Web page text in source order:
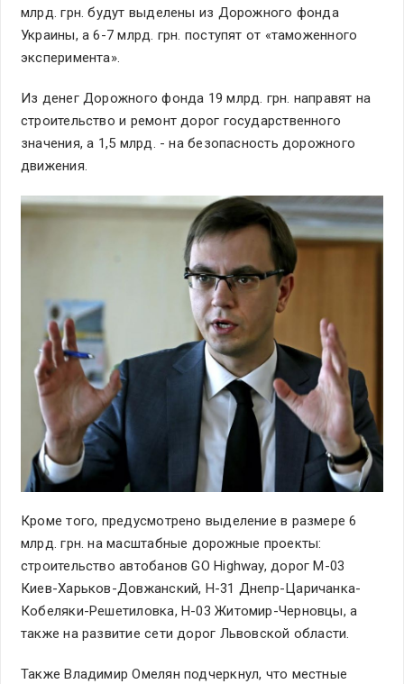
млрд. грн. будут выделены из Дорожного фонда
Украины, а 6-7 млрд. грн. поступят от «таможенного
эксперимента».
Из денег Дорожного фонда 19 млрд. грн. направят на
строительство и ремонт дорог государственного
значения, а 1,5 млрд. - на безопасность дорожного
движения.
Кроме того, предусмотрено выделение в размере 6
млрд. грн. на масштабные дорожные проекты:
строительство автобанов GO Highway, дорог М-03
Киев-Харьков-Довжанский, Н-31 Днепр-Царичанка-
Кобеляки-Решетиловка, Н-03 Житомир-Черновцы, а
также на развитие сети дорог Львовской области.
Также Владимир Омелян подчеркнул, что местные